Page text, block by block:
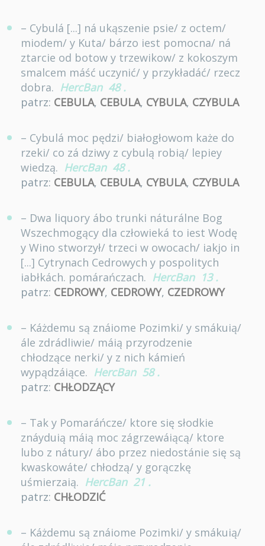
– Cybulá [...] ná ukąszenie psie/ z octem/
miodem/ y Kuta/ bárzo iest pomocna/ ná
ztarcie od botow y trzewikow/ z kokoszym
smalcem máść uczynić/ y przykładáć/ rzecz
dobra. HercBan 48 .
patrz: CEBULA, CEBULA, CYBULA, CZYBULA
– Cybulá moc pędzi/ białogłowom każe do
rzeki/ co zá dziwy z cybulą robią/ lepiey
wiedzą. HercBan 48 .
patrz: CEBULA, CEBULA, CYBULA, CZYBULA
– Dwa liquory ábo trunki náturálne Bog
Wszechmogący dla człowieká to iest Wodę
y Wino stworzył/ trzeci w owocach/ iakjo in
[...] Cytrynach Cedrowych y pospolitych
iabłkách. pomárańczach. HercBan 13 .
patrz: CEDROWY, CEDROWY, CZEDROWY
– Káżdemu są znáiome Pozimki/ y smákuią/
ále zdrádliwie/ máią przyrodzenie
chłodzące nerki/ y z nich kámień
wypądzáiące. HercBan 58 .
patrz: CHŁODZĄCY
– Tak y Pomaráńcze/ ktore się słodkie
znáyduią máią moc zágrzewáiącą/ ktore
lubo z nátury/ ábo przez niedostánie się są
kwaskowáte/ chłodzą/ y gorączkę
uśmierzaią. HercBan 21 .
patrz: CHŁODZIĆ
– Káżdemu są znáiome Pozimki/ y smákuią/